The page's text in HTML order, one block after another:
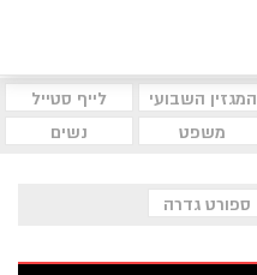
המגזין השבועי
לייף סטייל
משפט נשים
ספורט גדרה